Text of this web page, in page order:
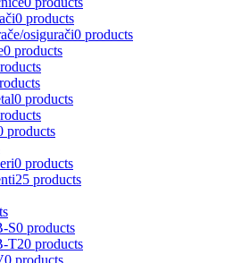
0 products
osigurači0 products
0 products
0 products
products
0 products
25 products
S0 products
T20 products
0 products